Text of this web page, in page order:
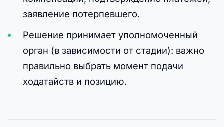
заявление потерпевшего.
Решение принимает уполномоченный
орган (в зависимости от стадии): важно
правильно выбрать момент подачи
ходатайств и позицию.